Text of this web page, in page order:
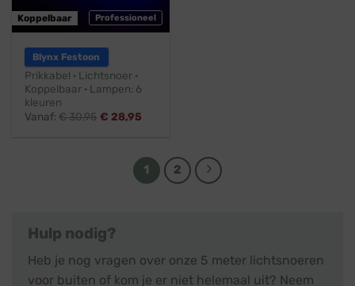
Professioneel
Koppelbaar
Blynx Festoon
Prikkabel · Lichtsnoer ·
Koppelbaar · Lampen: 6
kleuren
Vanaf:€30,95 € 28,95
1 2
Hulp nodig?
Heb je nog vragen over onze 5 meter lichtsnoeren
voor buiten of kom je er niet helemaal uit? Neem